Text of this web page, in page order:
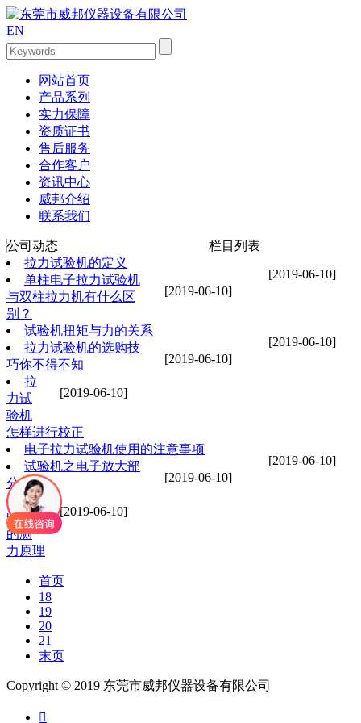
EN
网站首页
产品系列
实力保障
资质证书
售后服务
合作客户
资讯中心
威邦介绍
联系我们
公司动态 栏目列表
[2019-06-10]
拉力试验机的定义
[2019-06-10]
单柱电子拉力试验机
与双柱拉力机有什么区
别？
[2019-06-10]
试验机扭矩与力的关系
[2019-06-10]
拉力试验机的选购技
巧你不得不知
[2019-06-10]
拉
力试
验机
怎样进行校正
[2019-06-10]
电子拉力试验机使用的注意事项
[2019-06-10]
试验机之电子放大部
分介绍
[2019-06-10]
试
验机
的测
力原理
首页
18
19
20
21
末页
Copyright © 2019 东莞市威邦仪器设备有限公司
